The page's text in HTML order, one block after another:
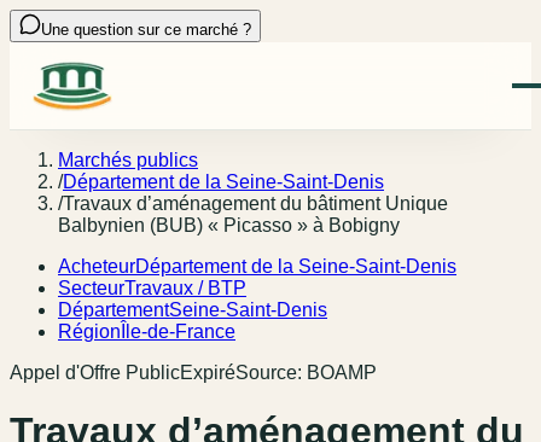
Une question sur ce marché ?
Marchés publics
/Département de la Seine-Saint-Denis
/Travaux d’aménagement du bâtiment Unique
Balbynien (BUB) « Picasso » à Bobigny
AcheteurDépartement de la Seine-Saint-Denis
SecteurTravaux / BTP
DépartementSeine-Saint-Denis
Région Île-de-France
Appel d'Offre PublicExpiréSource: BOAMP
Travaux d’aménagement du